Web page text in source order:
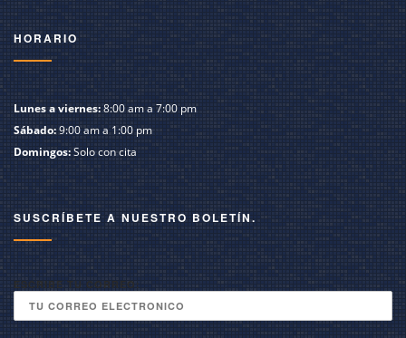
HORARIO
Lunes a viernes:8:00 am a 7:00 pm
Sábado:9:00 am a 1:00 pm
Domingos:Solo con cita
SUSCRÍBETE A NUESTRO BOLETÍN.
ESCRIBE TU CORREO: